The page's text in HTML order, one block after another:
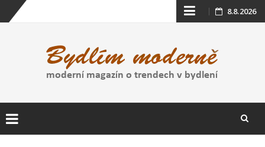
Skip
content
8.8.2026